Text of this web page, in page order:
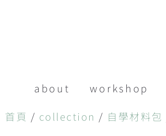
about workshop
首頁 / collection / 自學材料包